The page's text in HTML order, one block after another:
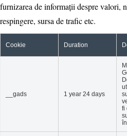
furnizarea de informații despre valori,
respingere, sursa de trafic etc.
Cookie Duration
__gads 1 year 24 days
fi